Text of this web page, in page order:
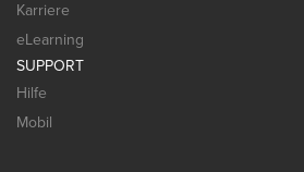
Karriere
eLearning
SUPPORT
Hilfe
Mobil